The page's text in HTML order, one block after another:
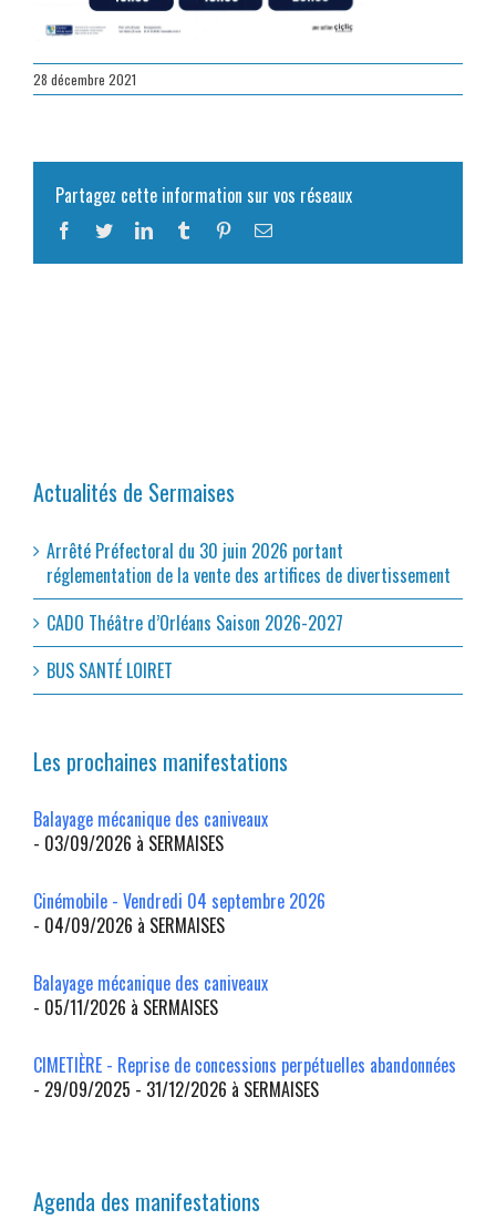
28 décembre 2021
Partagez cette information sur vos réseaux
Facebook
TwitterLinkedInTumblr PinterestEmail
Actualités de Sermaises
Arrêté Préfectoral du 30 juin 2026 portant
réglementation de la vente des artifices de divertissement
CADO Théâtre d’Orléans Saison 2026-2027
BUS SANTÉ LOIRET
Les prochaines manifestations
Balayage mécanique des caniveaux
- 03/09/2026 à SERMAISES
Cinémobile - Vendredi 04 septembre 2026
- 04/09/2026 à SERMAISES
Balayage mécanique des caniveaux
- 05/11/2026 à SERMAISES
CIMETIÈRE - Reprise de concessions perpétuelles abandonnées
- 29/09/2025 - 31/12/2026 à SERMAISES
Agenda des manifestations